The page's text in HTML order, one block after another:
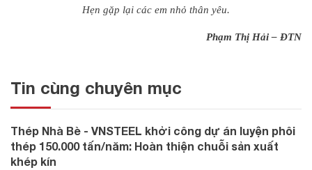
Hẹn gặp lại các em nhỏ thân yêu.
Phạm Thị Hải – ĐTN
Tin cùng chuyên mục
Thép Nhà Bè - VNSTEEL khởi công dự án luyện phôi
thép 150.000 tấn/năm: Hoàn thiện chuỗi sản xuất
khép kín